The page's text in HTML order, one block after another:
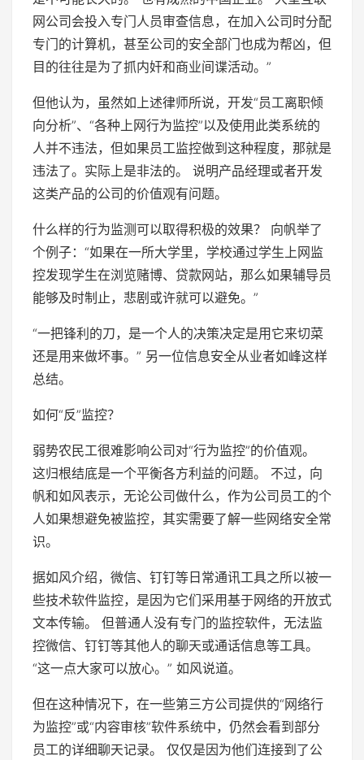
网公司会投入专门人员审查信息，在加入公司时分配
专门的计算机，甚至公司的安全部门也成为帮凶，但
目的往往是为了抓内奸和商业间谍活动。”
但他认为，虽然如上述律师所说，开发“员工离职倾
向分析”、“各种上网行为监控”以及使用此类系统的
人并不违法，但如果员工监控做到这种程度，那就是
违法了。实际上是非法的。 说明产品经理或者开发
这类产品的公司的价值观有问题。
什么样的行为监测可以取得积极的效果？ 向帆举了
个例子：“如果在一所大学里，学校通过学生上网监
控发现学生在浏览赌博、贷款网站，那么如果辅导员
能够及时制止，悲剧或许就可以避免。”
“一把锋利的刀，是一个人的决策决定是用它来切菜
还是用来做坏事。” 另一位信息安全从业者如峰这样
总结。
如何“反”监控？
弱势农民工很难影响公司对“行为监控”的价值观。
这归根结底是一个平衡各方利益的问题。 不过，向
帆和如风表示，无论公司做什么，作为公司员工的个
人如果想避免被监控，其实需要了解一些网络安全常
识。
据如风介绍，微信、钉钉等日常通讯工具之所以被一
些技术软件监控，是因为它们采用基于网络的开放式
文本传输。 但普通人没有专门的监控软件，无法监
控微信、钉钉等其他人的聊天或通话信息等工具。
“这一点大家可以放心。” 如风说道。
但在这种情况下，在一些第三方公司提供的“网络行
为监控”或“内容审核”软件系统中，仍然会看到部分
员工的详细聊天记录。 仅仅是因为他们连接到了公